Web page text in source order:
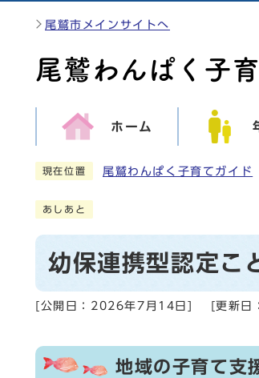
尾鷲市メインサイトへ
ホーム
現在位置 尾鷲わんぱく子育てガイド
あしあと
幼保連携型認定こ
[公開日： 2026年7月14日 [更新日
地域の子育て支